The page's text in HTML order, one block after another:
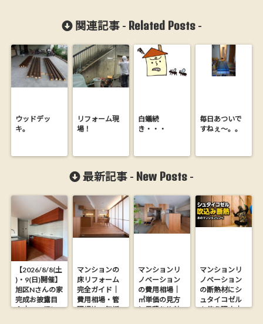
関連記事 - Related Posts-
ウッドデッ
キ。
リフォーム現
場！
白蟻続
き・・・
毎日あついで
すねぇ～。。
最新記事 - New Posts -
【2026/8/8(土
)・9(日)開催】
旭区Nさんの家
完成お披露目
会｜26.9坪に
マンションの
床リフォーム
完全ガイド｜
費用相場・管
理規約・無垢
マンションリ
ノベーション
の費用相場｜
㎡単価の見方
と見積り比較
マンションリ
ノベーション
の断熱材にシ
ュタイコゼル
を使う理由｜